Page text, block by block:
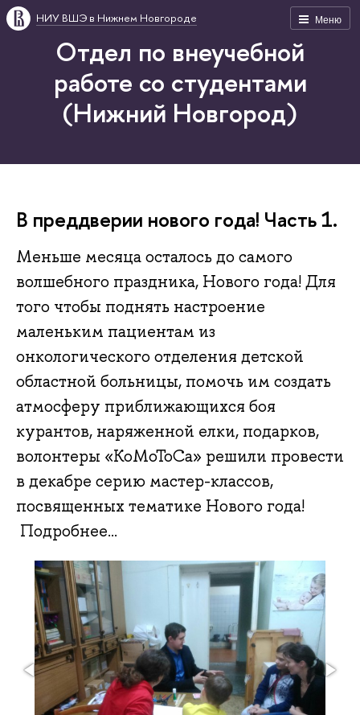
Меню
НИУ ВШЭ в Нижнем Новгороде
Отдел по внеучебной
работе со студентами
(Нижний Новгород)
В преддверии нового года! Часть 1.
Меньше месяца осталось до самого
волшебного праздника, Нового года! Для
того чтобы поднять настроение
маленьким пациентам из
онкологического отделения детской
областной больницы, помочь им создать
атмосферу приближающихся боя
курантов, наряженной елки, подарков,
волонтеры «КоМоТоСа» решили провести
в декабре серию мастер-классов,
посвященных тематике Нового года!
Подробнее...